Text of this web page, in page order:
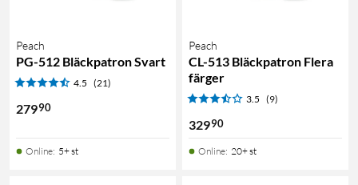
Peach
PG-512 Bläckpatron Svart
4.5 (21)
27990
Online: 5+ st
Peach
CL-513 Bläckpatron Flera
färger
3.5 (9)
32990
Online: 20+ st